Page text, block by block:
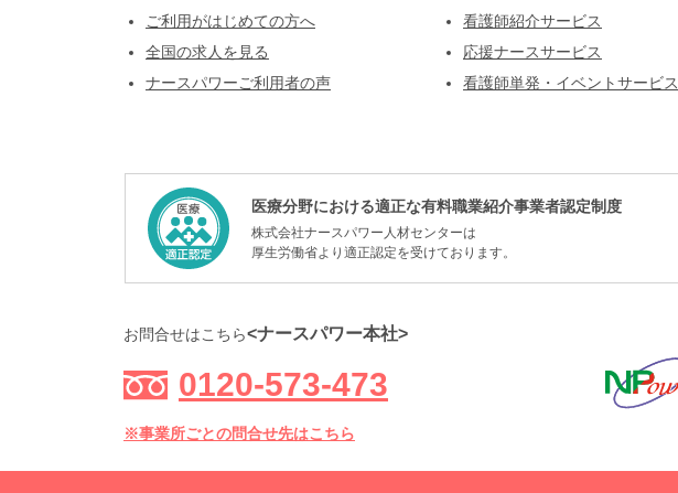
ご利用がはじめての方へ
全国の求人を見る
ナースパワーご利用者の声
看護師紹介サービス
応援ナースサービス
看護師単発・イベントサービス
医療分野における適正な有料職業紹介事業者認定制度
株式会社ナースパワー人材センターは
厚生労働省より適正認定を受けております。
お問合せはこちら<ナースパワー本社>
0120-573-473
※事業所ごとの問合せ先はこちら